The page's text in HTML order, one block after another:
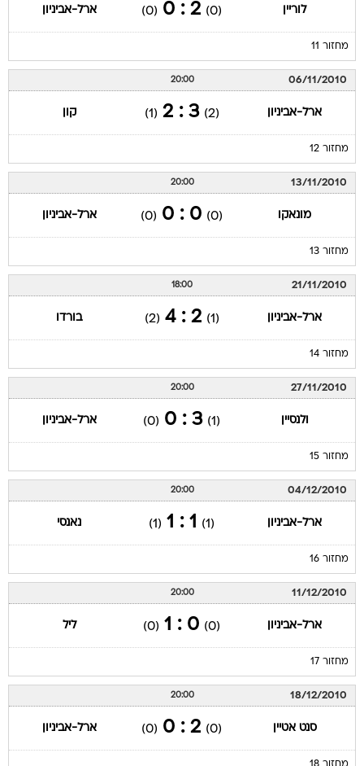
לוריין (0)
2 : 0
(0) ארל-אביניון
מחזור 11
06/11/2010
20:00
ארל-אביניון (2)
3 : 2
(1) קון
מחזור 12
13/11/2010
20:00
מונאקו (0)
0 : 0
(0) ארל-אביניון
מחזור 13
21/11/2010
18:00
ארל-אביניון (1)
2 : 4
(2) בורדו
מחזור 14
27/11/2010
20:00
ולנסיין (1)
3 : 0
(0) ארל-אביניון
מחזור 15
04/12/2010
20:00
ארל-אביניון (1)
1 : 1
(1) נאנסי
מחזור 16
11/12/2010
20:00
ארל-אביניון (0)
0 : 1
(0) ליל
מחזור 17
18/12/2010
20:00
סנט אטיין (0)
2 : 0
(0) ארל-אביניון